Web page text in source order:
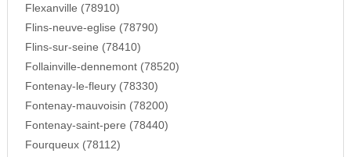
Flexanville (78910)
Flins-neuve-eglise (78790)
Flins-sur-seine (78410)
Follainville-dennemont (78520)
Fontenay-le-fleury (78330)
Fontenay-mauvoisin (78200)
Fontenay-saint-pere (78440)
Fourqueux (78112)